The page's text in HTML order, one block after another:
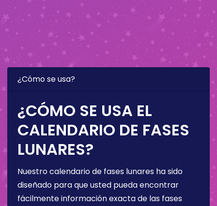
¿Cómo se usa?
¿CÓMO SE USA EL
CALENDARIO DE FASES
LUNARES?
Nuestro calendario de fases lunares ha sido
diseñado para que usted pueda encontrar
fácilmente información exacta de las fases